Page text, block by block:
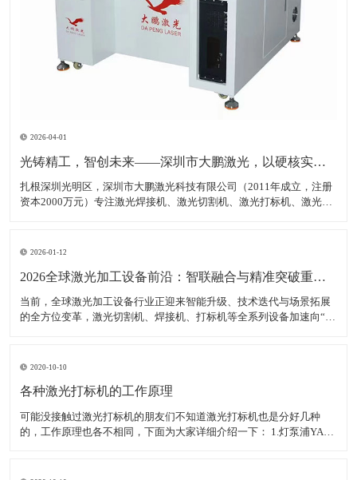
2026-04-01
光铸精工，智创未来——深圳市大鹏激光，以硬核实力领跑激光装备赛道
扎根深圳光明区，深圳市大鹏激光科技有限公司（2011年成立，注册
资本2000万元）专注激光焊接机、激光切割机、激光打标机、激光雕
钣金加工等多领域，精准服务各类制造企业、跨境卖家
2026-01-12
2026全球激光加工设备前沿：智联融合与精准突破重塑智造生态
当前，全球激光加工设备行业正迎来智能升级、技术迭代与场景拓展
的全方位变革，激光切割机、焊接机、打标机等全系列设备加速向“高
达380亿美元，年均增长率稳定在7.5%以上，中
2020-10-10
各种激光打标机的工作原理
可能没接触过激光打标机的朋友们不知道激光打标机也是分好几种
的，工作原理也各不相同，下面为大家详细介绍一下： 1.灯泵浦YAG
光，将激光能量放大后就形成对材料加工的激光束。 2.